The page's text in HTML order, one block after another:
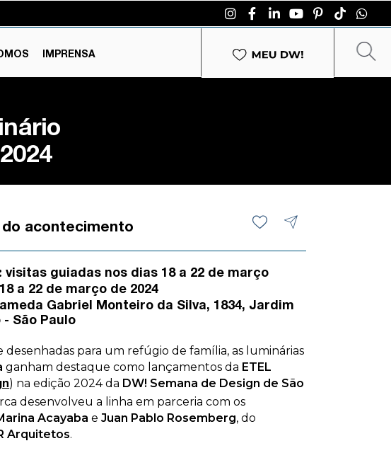
IMPRENSA
acontecimento
visitas guiadas nos dias 18 a 22 de março
a 22 de março de 2024
Gabriel Monteiro da Silva, 1834, Jardim
São Paulo
desenhadas para um refúgio de família, as luminárias
ganham destaque como lançamentos da ETEL
) na edição 2024 da DW! Semana de Design de São
desenvolveu a linha em parceria com os
Acayaba eJuan Pablo Rosemberg, do
Arquitetos.